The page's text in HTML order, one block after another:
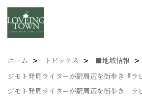
ホーム トピックス
■地域情報
ジモト発見ライターが駅周辺を街歩き『ラ
ジモト発見ライターが駅周辺を街歩き ラ